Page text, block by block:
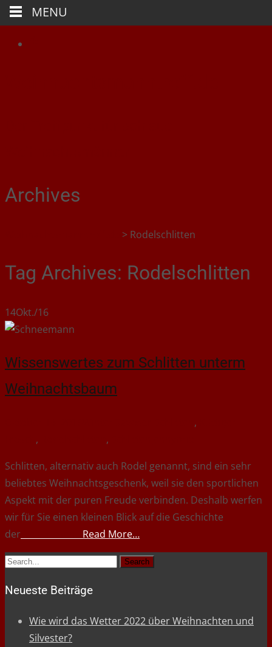
Archives
> Rodelschlitten
Tag Archives: Rodelschlitten
14Okt./16
Wissenswertes zum Schlitten unterm
Weihnachtsbaum
,
, ,
Schlitten, alternativ auch Rodel genannt, sind ein sehr
beliebtes Weihnachtsgeschenk, weil sie den sportlichen
Aspekt mit der puren Freude verbinden. Deshalb werfen
wir für Sie einen kleinen Blick auf die Geschichte
der
Read More…
Search
Neueste Beiträge
Wie wird das Wetter 2022 über Weihnachten und
Silvester?
MENU